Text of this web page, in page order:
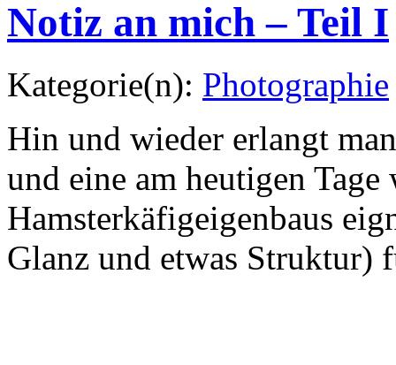
Hin und wieder erlangt
und eine am heutigen
Hamsterkäfigeigenbaus
Glanz und etwas Struktur)
Das auf dem Photo nicht
sehen ist, sollte allerdings